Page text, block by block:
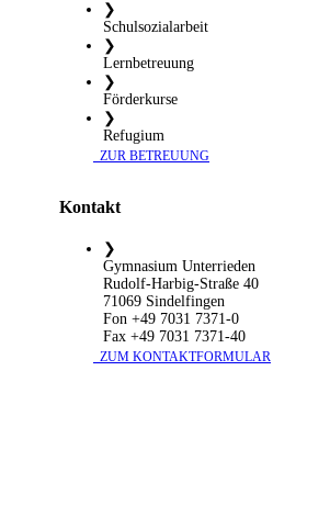
❯
Schulsozialarbeit
❯
Lernbetreuung
❯
Förderkurse
❯
Refugium
​ ZUR BETREUUNG
Kontakt
❯
Gymnasium Unterrieden
Rudolf-Harbig-Straße 40
71069 Sindelfingen
Fon +49 7031 7371-0
Fax +49 7031 7371-40
​ ZUM KONTAKTFORMULAR